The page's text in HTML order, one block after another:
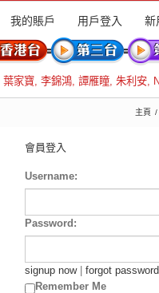
我的賬戶 用戶登入 新
葉家寶, 李錦鴻, 譚雁瞳, 朱利安,
主頁
會員登入
Username:
Password:
signup now| forgot
Remember Me